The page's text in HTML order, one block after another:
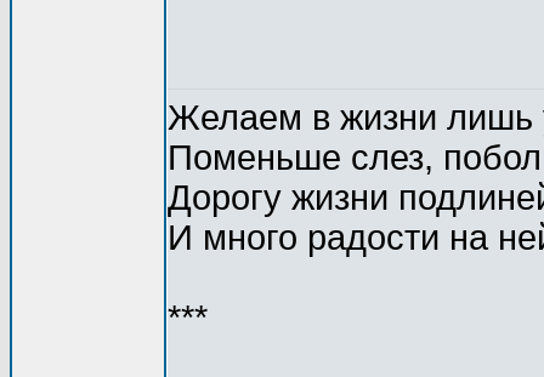
Желаем в жизни лишь
Поменьше слез,
Дорогу жизни
И много радости на
***